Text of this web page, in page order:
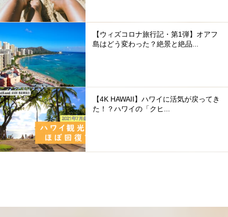
【ウィズコロナ旅行記・第1弾】オアフ
島はどう変わった？絶景と絶品...
【4K HAWAII】ハワイに活気が戻ってき
た！？ハワイの「クヒ...